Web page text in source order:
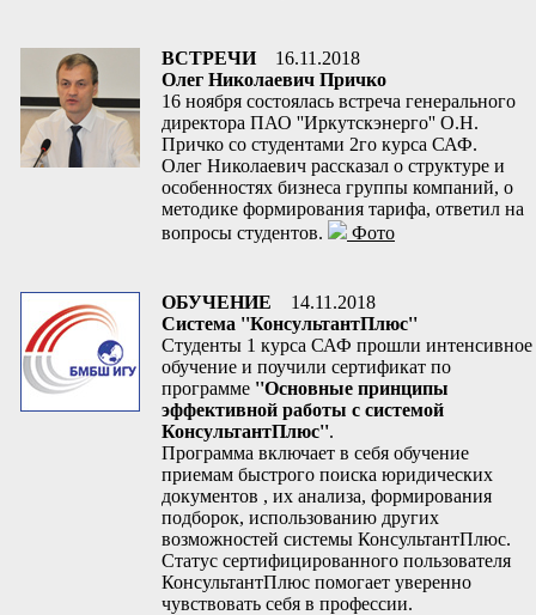
ВСТРЕЧИ
16.11.2018
Олег Николаевич Причко
16 ноября состоялась встреча генерального
директора ПАО ''Иркутскэнерго'' О.Н.
Причко со студентами 2го курса САФ.
Олег Николаевич рассказал о структуре и
особенностях бизнеса группы компаний, о
методике формирования тарифа, ответил на
вопросы студентов.
Фото
ОБУЧЕНИЕ
14.11.2018
Система ''КонсультантПлюс''
Студенты 1 курса САФ прошли интенсивное
обучение и поучили сертификат по
программе ''Основные принципы
эффективной работы с системой
КонсультантПлюс''.
Программа включает в себя обучение
приемам быстрого поиска юридических
документов , их анализа, формирования
подборок, использованию других
возможностей системы КонсультантПлюс.
Статус сертифицированного пользователя
КонсультантПлюс помогает уверенно
чувствовать себя в профессии.